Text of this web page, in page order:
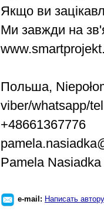
Якщо ви
Ми завжди на
Польша,
viber/whatsapp/
+48661367776
Pamela Nasiadka
e-mail: Написать автору